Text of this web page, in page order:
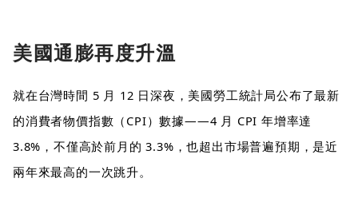
美國通膨再度升溫
就在台灣時間 5 月 12 日深夜，美國勞工統計局公布了最新
的消費者物價指數（CPI）數據——4 月 CPI 年增率達
3.8%，不僅高於前月的 3.3%，也超出市場普遍預期，是近
兩年來最高的一次跳升。